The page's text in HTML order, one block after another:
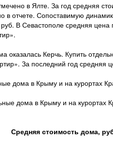
в Ялте. За год средняя
в отчете. Сопоставимую
В Севастополе средняя цена
Керчь. Купить
За последний год средняя
дома в Крыму и на курортах
дома в Крыму и на курортах
Средняя стоимость